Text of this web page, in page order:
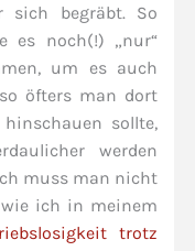
sich begräbt. So
es noch(!) „nur“
um es auch
öfters man dort
sollte,
werden
muss man nicht
ich in meinem
trotz